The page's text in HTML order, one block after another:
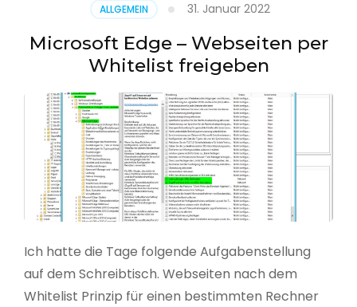
(UPN)
im
Active
Directory
ALLGEMEIN 31. Januar 2022
Microsoft Edge – Webseiten per
Whitelist freigeben
Ich hatte die Tage folgende Aufgabenstellung
auf dem Schreibtisch. Webseiten nach dem
Whitelist Prinzip für einen bestimmten Rechner